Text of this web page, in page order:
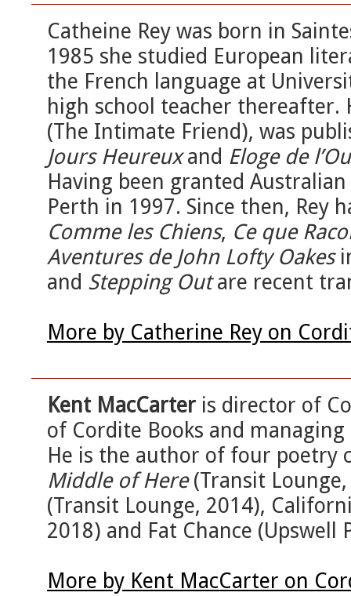
Catheine Rey was born in
1985 she studied European
the French language at
high school teacher
(The Intimate Friend), was
Jours Heureuxand Eloge de
Having been granted
Perth in 1997. Since then, Rey
Comme les Chiens, Ce que
Aventures de John Lofty Oakes
and Stepping Outare recent
More by Catherine Rey on
Kent MacCarter is director of
of Cordite Books and
He is the author of four poetry
Middle of Here(Transit
(Transit Lounge, 2014),
2018) and Fat Chance (Upswell
More by Kent MacCarter on